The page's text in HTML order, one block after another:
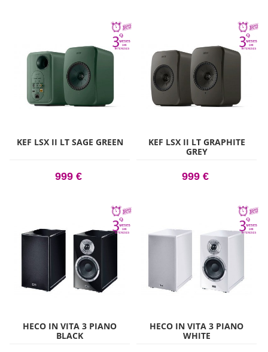
KEF LSX II LT SAGE GREEN
999 €
KEF LSX II LT GRAPHITE
GREY
999 €
HECO IN VITA 3 PIANO
BLACK
HECO IN VITA 3 PIANO
WHITE